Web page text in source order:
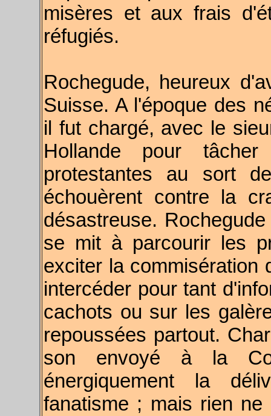
misères et aux frais
réfugiés.
Rochegude, heureux
Suisse. A l'époque des
il fut chargé, avec le
Hollande pour
protestantes au sort
échouèrent contre la
désastreuse.
se mit à parcourir les
exciter la commisération
intercéder pour tant
cachots ou sur les
repoussées partout.
son envoyé à la
énergiquement la
fanatisme ; mais rien